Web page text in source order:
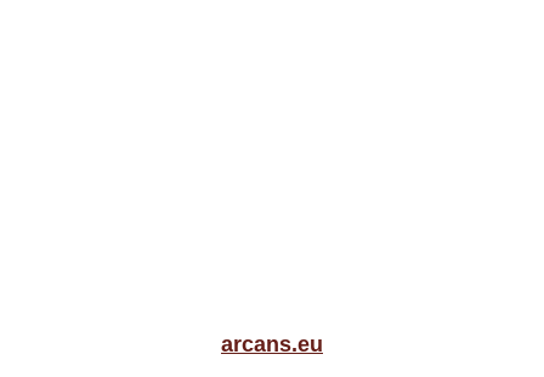
arcans.eu